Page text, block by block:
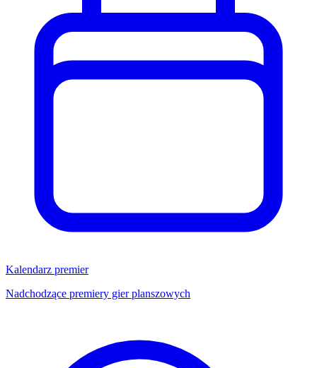
Kalendarz premier
Nadchodzące premiery gier planszowych